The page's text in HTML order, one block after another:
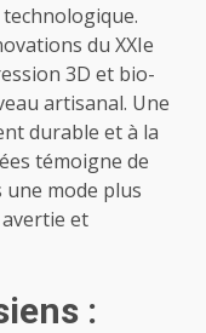
du XXIe
3D et bio-
artisanal. Une
durable et à la
témoigne de
une mode plus
et
: